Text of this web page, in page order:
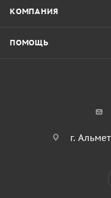
КОМПАНИЯ
ПОМОЩЬ
г.